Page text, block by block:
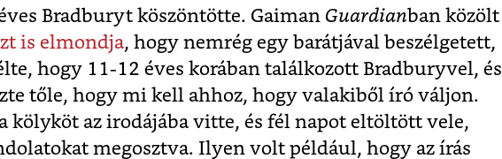
Bradburyt köszöntötte. Gaiman Guardianban közölt
is elmondja, hogy nemrég egy barátjával beszélgetett,
hogy 11-12 éves korában találkozott Bradburyvel, és
tőle, hogy mi kell ahhoz, hogy valakiből író váljon.
kölyköt az irodájába vitte, és fél napot eltöltött vele,
megosztva. Ilyen volt például, hogy az írás